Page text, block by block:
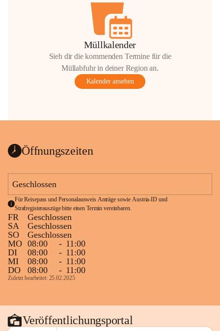
Müllkalender
Sieh dir die kommenden Termine für die
Müllabfuhr in deiner Region an.
Kalender ansehen
Öffnungszeiten
Geschlossen
Für Reisepass und Personalausweis Anträge sowie Austria-ID und
Strafregisterauszüge bitte einen Termin vereinbaren.
FR
Geschlossen
SA
Geschlossen
SO
Geschlossen
MO 08:00 - 11:00
DI
08:00 - 11:00
MI
08:00 - 11:00
DO
08:00 - 11:00
Zuletzt bearbeitet: 25.02.2025
Veröffentlichungsportal